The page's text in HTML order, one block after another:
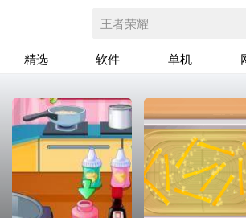
王者荣耀
精选 软件 单机